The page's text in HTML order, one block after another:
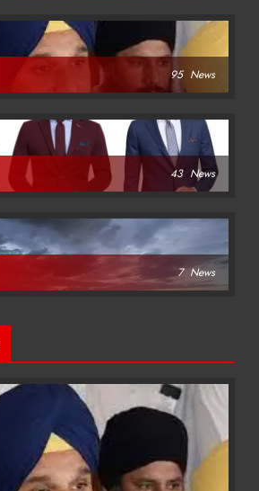
95 News
43 News
7 News